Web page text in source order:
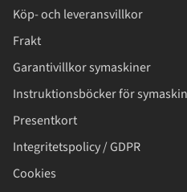
Köp- och leveransvillkor
Frakt
Garantivillkor symaskiner
Instruktionsböcker för
Presentkort
Integritetspolicy / GDPR
Cookies